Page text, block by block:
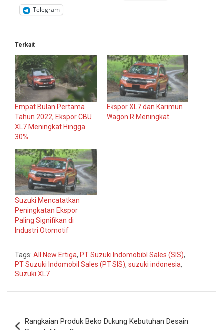
Telegram
Terkait
Empat Bulan Pertama
Tahun 2022, Ekspor CBU
XL7 Meningkat Hingga
30%
Ekspor XL7 dan Karimun
Wagon R Meningkat
Suzuki Mencatatkan
Peningkatan Ekspor
Paling Signifikan di
Industri Otomotif
Tags: All New Ertiga, PT Suzuki Indomobibl Sales (SIS),
PT Suzuki Indomobil Sales (PT SIS), suzuki indonesia,
Suzuki XL7
Rangkaian Produk Beko Dukung Kebutuhan Desain